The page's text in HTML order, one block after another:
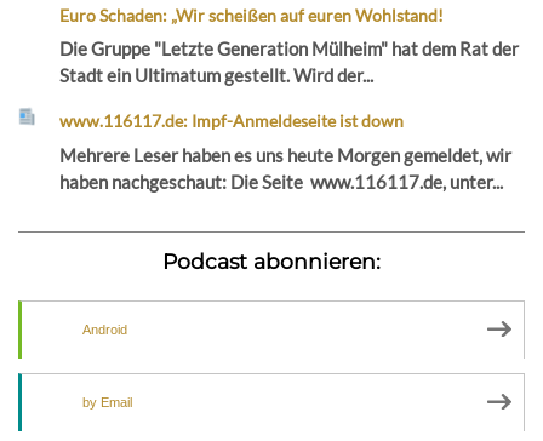
Euro Schaden: „Wir scheißen auf euren Wohlstand!
Die Gruppe "Letzte Generation Mülheim" hat dem Rat der
Stadt ein Ultimatum gestellt. Wird der...
www.116117.de: Impf-Anmeldeseite ist down
Mehrere Leser haben es uns heute Morgen gemeldet, wir
haben nachgeschaut: Die Seite www.116117.de, unter...
Podcast abonnieren:
Android
by Email